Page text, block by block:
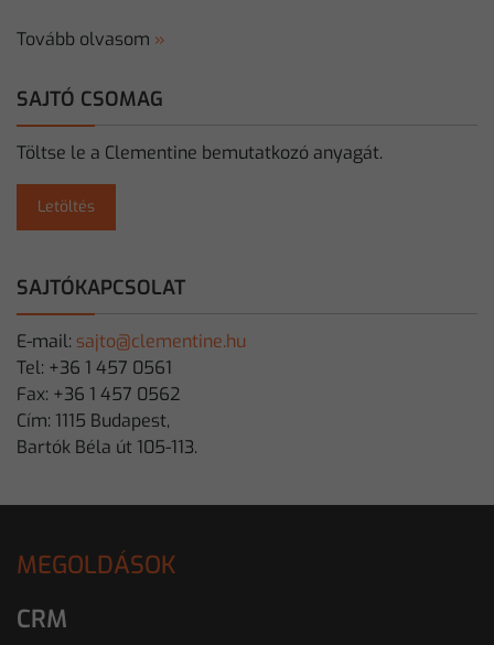
SAJTÓ CSOMAG
Töltse le a Clementine bemutatkozó anyagát.
Letöltés
SAJTÓKAPCSOLAT
E-mail: sajto@clementine.hu
Tel: +36 1 457 0561
Fax: +36 1 457 0562
Cím: 1115 Budapest,
Bartók Béla út 105-113.
Tovább olvasom »
MEGOLDÁSOK
CRM